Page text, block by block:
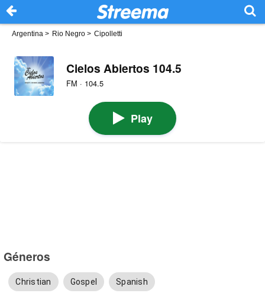
Argentina > Rio Negro > Cipolletti
Cielos Abiertos 104.5
FM · 104.5
Play
Géneros
Christian Gospel Spanish